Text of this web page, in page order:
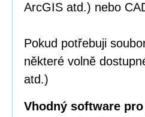
ArcGIS atd.) nebo
Pokud potřebuji
některé volně
atd.)
Vhodný software